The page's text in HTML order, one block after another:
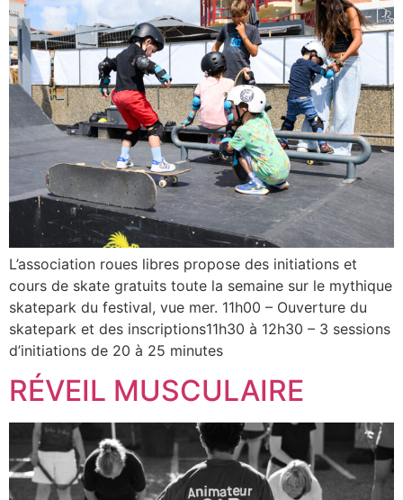
L’association roues libres propose des initiations et
cours de skate gratuits toute la semaine sur le mythique
skatepark du festival, vue mer. 11h00 – Ouverture du
skatepark et des inscriptions11h30 à 12h30 – 3 sessions
d’initiations de 20 à 25 minutes
RÉVEIL MUSCULAIRE